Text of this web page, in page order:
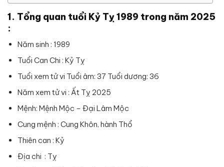
1. Tổng quan tuổi Kỷ Tỵ 1989 trong năm 2025
:
Năm sinh : 1989
Tuổi Can Chi : Kỷ Tỵ
Tuổi xem tử vi Tuổi âm: 37 Tuổi dương: 36
Năm xem tử vi : Ất Tỵ 2025
Mệnh: Mệnh Mộc – Đại Lâm Mộc
Cung mệnh : Cung Khôn, hành Thổ
Thiên can : Kỷ
Địa chi : Tỵ